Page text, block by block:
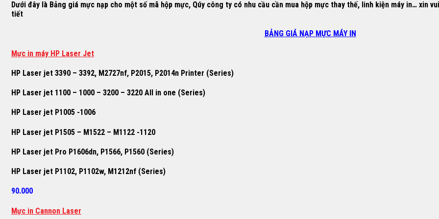
Dưới đây là Bảng giá mực nạp cho một số mã hộp mực, Qúy công ty có nhu cầu cần mua hộp mực thay thế, linh kiện máy in…
tiết
BẢNG GIÁ NẠP MỰC MÁY IN
Mực in máy HP Laser Jet
HP Laser jet 3390 – 3392, M2727nf, P2015, P2014n Printer (Series)
HP Laser jet 1100 – 1000 – 3200 – 3220 All in one (Series)
HP Laser jet P1005 -1006
HP Laser jet P1505 – M1522 – M1122 -1120
HP Laser jet Pro P1606dn, P1566, P1560 (Series)
HP Laser jet P1102, P1102w, M1212nf (Series)
90.000
Mực in Cannon Laser